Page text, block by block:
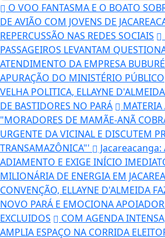
O VOO FANTASMA E O BOATO
DE AVIÃO COM JOVENS DE
REPERCUSSÃO NAS REDES SOCIAIS
PASSAGEIROS LEVANTAM
ATENDIMENTO DA EMPRESA
APURAÇÃO DO MINISTÉRIO PÚBLICO
VELHA POLITICA, ELLAYNE
DE BASTIDORES NO PARÁ
"MORADORES DE MAMÃE-ANÃ
URGENTE DA VICINAL E DISCUTEM
TRANSAMAZÔNICA"'
Jacareacanga:
ADIAMENTO E EXIGE INÍCIO
MILIONÁRIA DE ENERGIA EM
CONVENÇÃO, ELLAYNE D'ALMEIDA
NOVO PARÁ E EMOCIONA
EXCLUIDOS
COM AGENDA
AMPLIA ESPAÇO NA CORRIDA